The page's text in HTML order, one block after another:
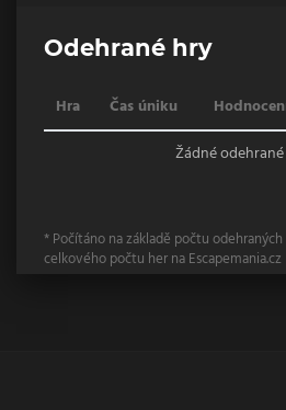
Odehrané hry
Hra Čas úniku
Žádné
* Počítáno na základě počtu
celkového počtu her na Escapemania.cz